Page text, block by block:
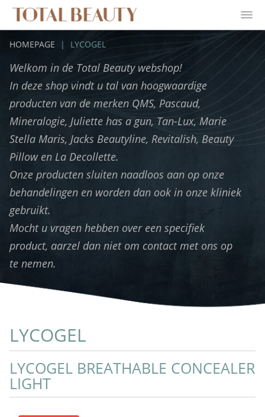
HOMEPAGE | LYCOGEL
Welkom in de Total Beauty webshop!
In deze shop vindt u tal van hoogwaardige
producten van de merken QMS, Pascaud,
Mineralogie, Juliette has a gun, Tan-Lux, Marie
Stella Maris, Jacks Beautyline, Revitalish, Beauty
Pillow en La Decollette.
Onze producten sluiten naadloos aan op onze
behandelingen en worden dan ook in onze kliniek
gebruikt.
Mocht u vragen hebben over een specifiek
product, aarzel dan niet om contact met ons op
te nemen.
LYCOGEL
LYCOGEL BREATHABLE CONCEALER
LIGHT